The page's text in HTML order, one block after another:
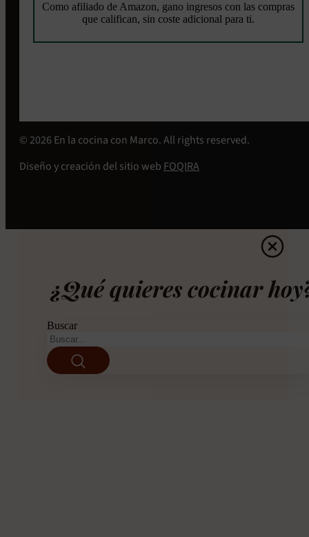
Como afiliado de Amazon, gano ingresos con las compras
que califican, sin coste adicional para ti.
© 2026 En la cocina con Marco. All rights reserved.
Diseño y creación del sitio web FOQIRA
¿Qué quieres cocinar
Buscar